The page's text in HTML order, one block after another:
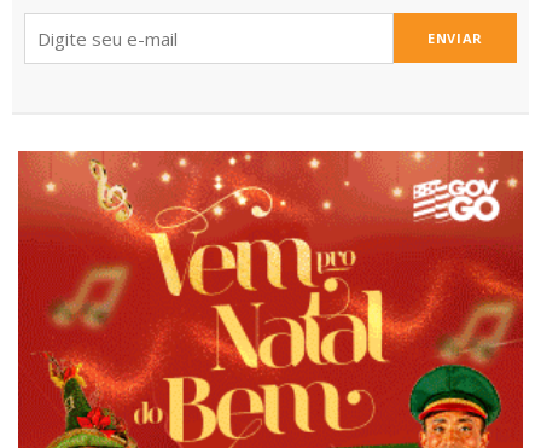
ENVIAR